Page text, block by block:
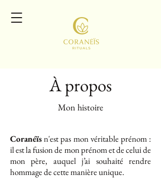
À propos
Mon histoire
Coranéïsn'est pas mon véritable prénom :
il est la fusion de mon prénom et de celui de
mon père, auquel j’ai souhaité rendre
hommage de cette manière unique.